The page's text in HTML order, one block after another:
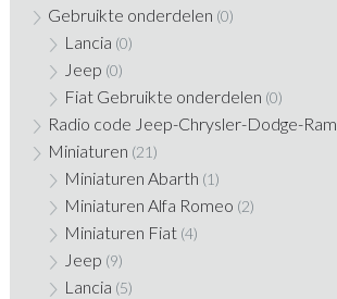
Gebruikte onderdelen (0)
Lancia (0)
Jeep (0)
Fiat Gebruikte onderdelen (0)
Radio code Jeep-Chrysler-Dodge-Ram
Miniaturen (21)
Miniaturen Abarth (1)
Miniaturen Alfa Romeo (2)
Miniaturen Fiat (4)
Jeep (9)
Lancia (5)